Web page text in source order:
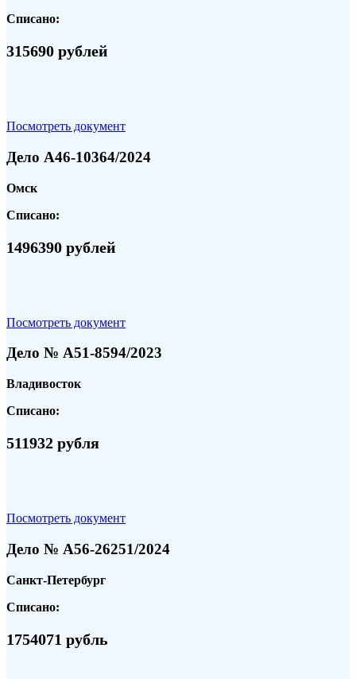
Списано:
315690 рублей
Посмотреть документ
Дело А46-10364/2024
Омск
Списано:
1496390 рублей
Посмотреть документ
Дело № А51-8594/2023
Владивосток
Списано:
511932 рубля
Посмотреть документ
Дело № А56-26251/2024
Санкт-Петербург
Списано:
1754071 рубль